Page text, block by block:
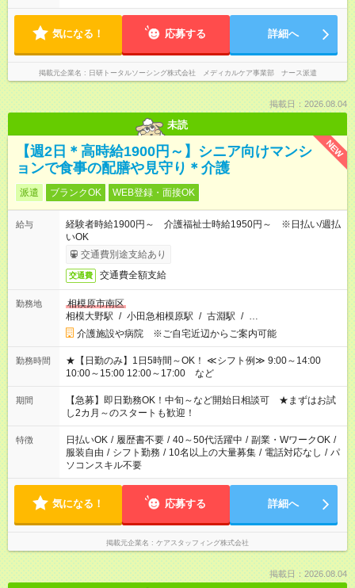
気になる！ 応募する 詳細へ
掲載元企業名 日研トータルソーシング株式会社 メディカルケア事業部 ナース派遣
掲載日：2026.08.04
未読
NEW
【週2日＊高時給1900円～】シニア向けマンシ
ョンで食事の配膳や見守り＊介護
派遣 ブランクOK WEB登録・面接OK
給与
経験者時給1900円～ 介護福祉士時給1950円～ ※日払い/週払
いOK
交通費別途支給あり
交通費 交通費全額支給
勤務地
相模原市南区
相模大野駅 / 小田急相模原駅 / 古淵駅 / …
介護施設や病院 ※ご自宅近辺からご案内可能
勤務時間
★【日勤のみ】1日5時間～OK！ ≪シフト例≫ 9:00～14:00
10:00～15:00 12:00～17:00 など
期間
【急募】即日勤務OK！中旬～など開始日相談可 ★まずはお試
し2カ月～のスタートも歓迎！
特徴 日払いOK / 履歴書不要 / 40～50代活躍中 / 副業・WワークOK /
服装自由 / シフト勤務 / 10名以上の大量募集 / 電話対応なし / パ
ソコンスキル不要
気になる！ 応募する 詳細へ
掲載元企業名 ケアスタッフィング株式会社
掲載日：2026.08.04